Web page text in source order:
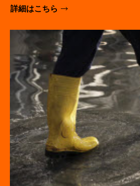
詳細はこちら